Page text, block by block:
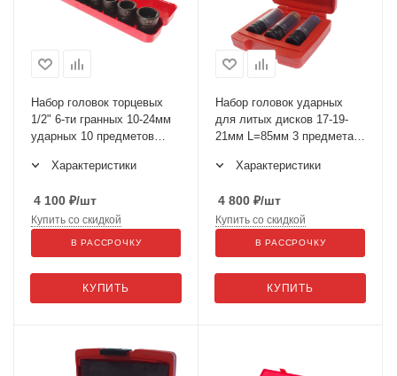
Набор головок торцевых
1/2" 6-ти гранных 10-24мм
ударных 10 предметов
Характеристики
4 100 ₽/шт
КУПИТЬ
Купить со скидкой
В РАССРОЧКУ
Набор головок ударных
для литых дисков 17-19-
21мм L=85мм 3 предмета в
Характеристики
4 800 ₽/шт
КУПИТЬ
Купить со скидкой
В РАССРОЧКУ